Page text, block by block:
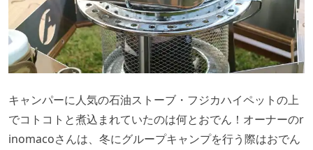
キャンパーに人気の石油ストーブ・フジカハイペットの上
でコトコトと煮込まれていたのは何とおでん！オーナーのr
inomacoさんは、冬にグループキャンプを行う際はおでん